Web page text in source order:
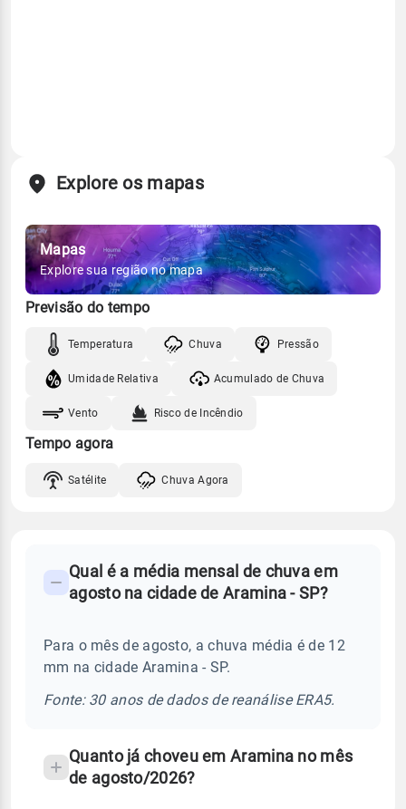
Explore os mapas
Mapas
Explore sua região no mapa
Previsão do tempo
Temperatura Chuva Pressão
Umidade Relativa Acumulado de Chuva
Vento Risco de Incêndio
Tempo agora
Satélite Chuva Agora
Perguntas
sobre
chuva
Qual é a média mensal de chuva em
agosto na cidade de Aramina - SP?
Para o mês de agosto, a chuva média é de 12
mm na cidade Aramina - SP.
Fonte: 30 anos de dados de reanálise ERA5.
Quanto já choveu em Aramina no mês
de agosto/2026?